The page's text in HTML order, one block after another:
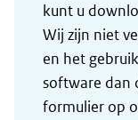
kunt u
Wij zijn niet
en het
software dan
formulier op